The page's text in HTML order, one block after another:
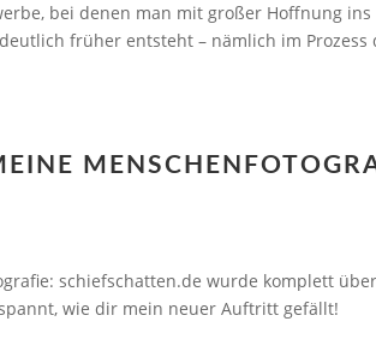
bei denen man mit großer Hoffnung
früher entsteht – nämlich im Prozess
schiefschatten.de wurde komplett
wie dir mein neuer Auftritt gefällt!